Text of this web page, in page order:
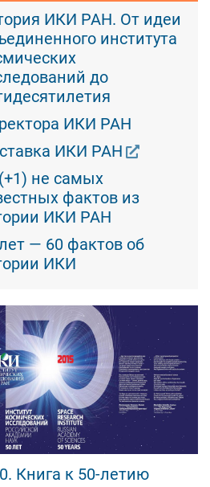
ИКИ РАН. От идеи
института
до
ИКИ РАН
ИКИ РАН
не самых
фактов из
ИКИ РАН
— 60 фактов об
ИКИ
Книга к 50-летию